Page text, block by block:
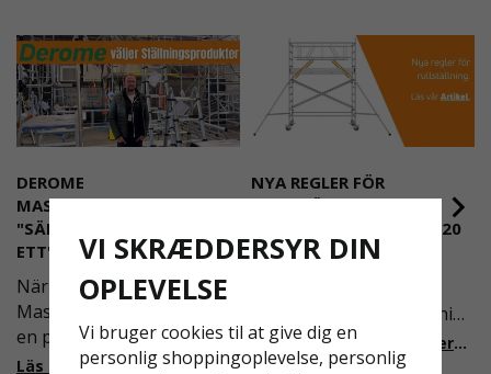
DEROME
MASKINUTHYRNING -
"SÄKERHET ÄR ALLTID PRIO
ETT"
När Derome
Maskinuthyrning behövde
en pålitlig partner inom
fallskydd och
Läs mer om varför Derome väljer oss
NYA REGLER FÖR
RULLSTÄLLNING -
AFS2023:9 & EN1004:2020
Även om det kan verka
våra regler för rullställning
i Sverige slappare än de
från EU i skrivande stund,
Läs mer om de nya reglerna!
VI SKRÆDDERSYR DIN
OPLEVELSE
Vi bruger cookies til at give dig en
personlig shoppingoplevelse, personlig